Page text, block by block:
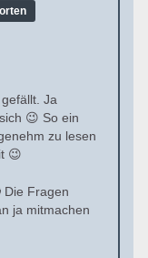
Ja
😉 So ein
zu lesen
😉
Die Fragen
ja mitmachen